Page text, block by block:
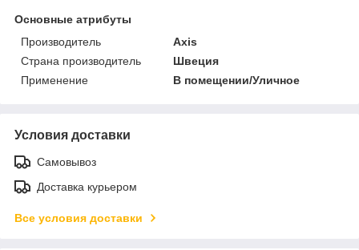
Основные атрибуты
Производитель
Axis
Страна производитель
Швеция
Применение
В помещении/Уличное
Условия доставки
Самовывоз
Доставка курьером
Все условия доставки